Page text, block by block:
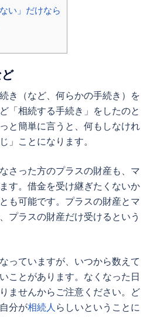
い」だけなら
き（など、何らかの手続き）を
「相続する手続き」をしたのと
と簡単に言うと、何もしなけれ
」ことになります。
さった方のプラスの財産も、マ
す。借金を受け継ぎたくないか
も可能です。プラスの財産とマ
プラスの財産だけ受けるという
っていますが、いつから数えて
ことがあります。なくなった日
ませんからご注意ください。ど
分が相続人 らしいということに